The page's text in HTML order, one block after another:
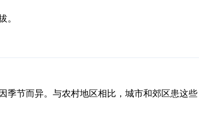
。
季节而异。与农村地区相比，城市和郊区患这些
留时间、旅行类型、所涉及的活动等因素，应
施非常重要，因为目前没有针对这些疾病的疫